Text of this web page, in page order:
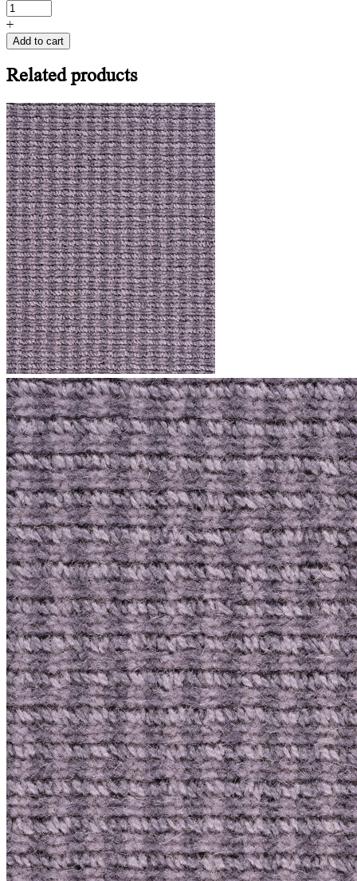
+
Add to cart
Relatedproducts